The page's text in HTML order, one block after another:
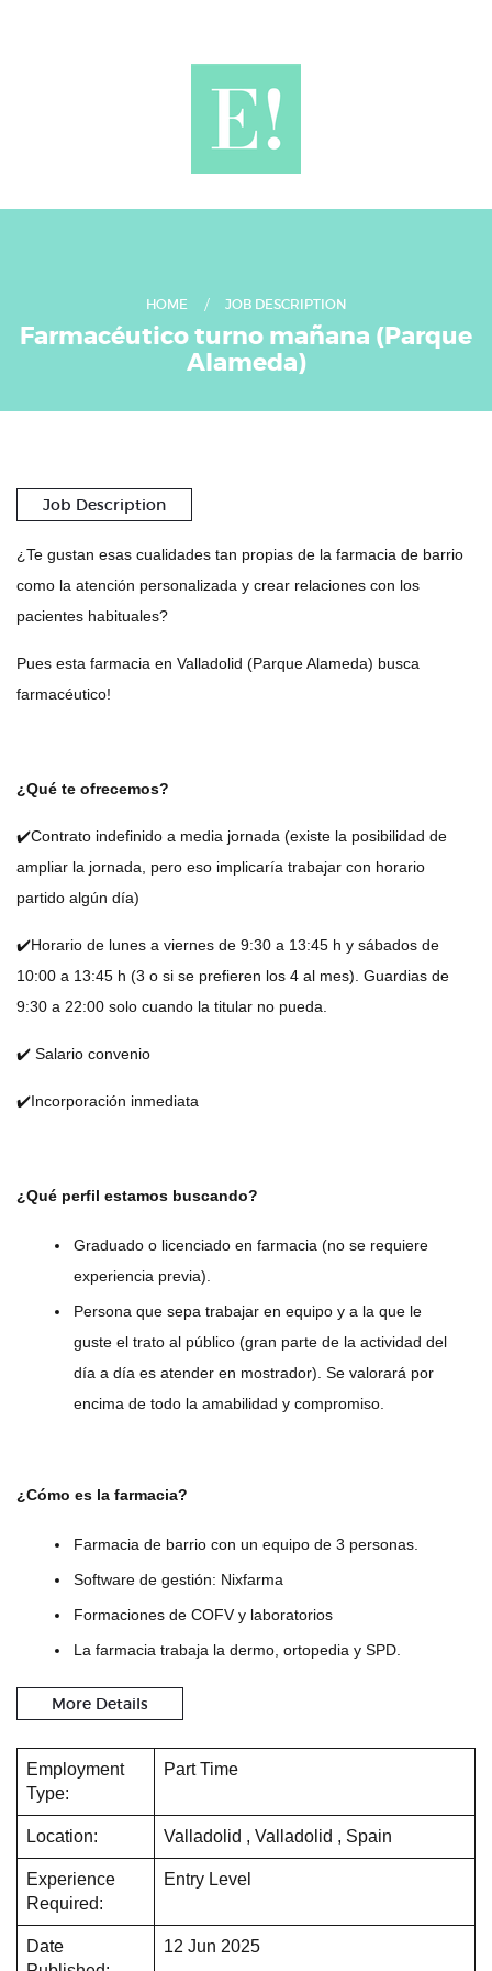
HOME JOB DESCRIPTION
Farmacéutico turno mañana (Parque
Alameda)
Job Description
¿Te gustan esas cualidades tan propias de la farmacia de barrio
como la atención personalizada y crear relaciones con los
pacientes habituales?
Pues esta farmacia en Valladolid (Parque Alameda) busca
farmacéutico!
¿Qué te ofrecemos?
✔️Contrato indefinido a media jornada (existe la posibilidad de
ampliar la jornada, pero eso implicaría trabajar con horario
partido algún día)
✔️Horario de lunes a viernes de 9:30 a 13:45 h y sábados de
10:00 a 13:45 h (3 o si se prefieren los 4 al mes). Guardias de
9:30 a 22:00 solo cuando la titular no pueda.
✔️ Salario convenio
✔️Incorporación inmediata
¿Qué perfil estamos buscando?
Graduado o licenciado en farmacia (no se requiere
experiencia previa).
Persona que sepa trabajar en equipo y a la que le
guste el trato al público (gran parte de la actividad del
día a día es atender en mostrador). Se valorará por
encima de todo la amabilidad y compromiso.
¿Cómo es la farmacia?
Farmacia de barrio con un equipo de 3 personas.
Software de gestión: Nixfarma
Formaciones de COFV y laboratorios
La farmacia trabaja la dermo, ortopedia y SPD.
More Details
Employment
Type:
Part Time
Location: Valladolid , Valladolid , Spain
Experience
Required:
Entry Level
Date
12 Jun 2025